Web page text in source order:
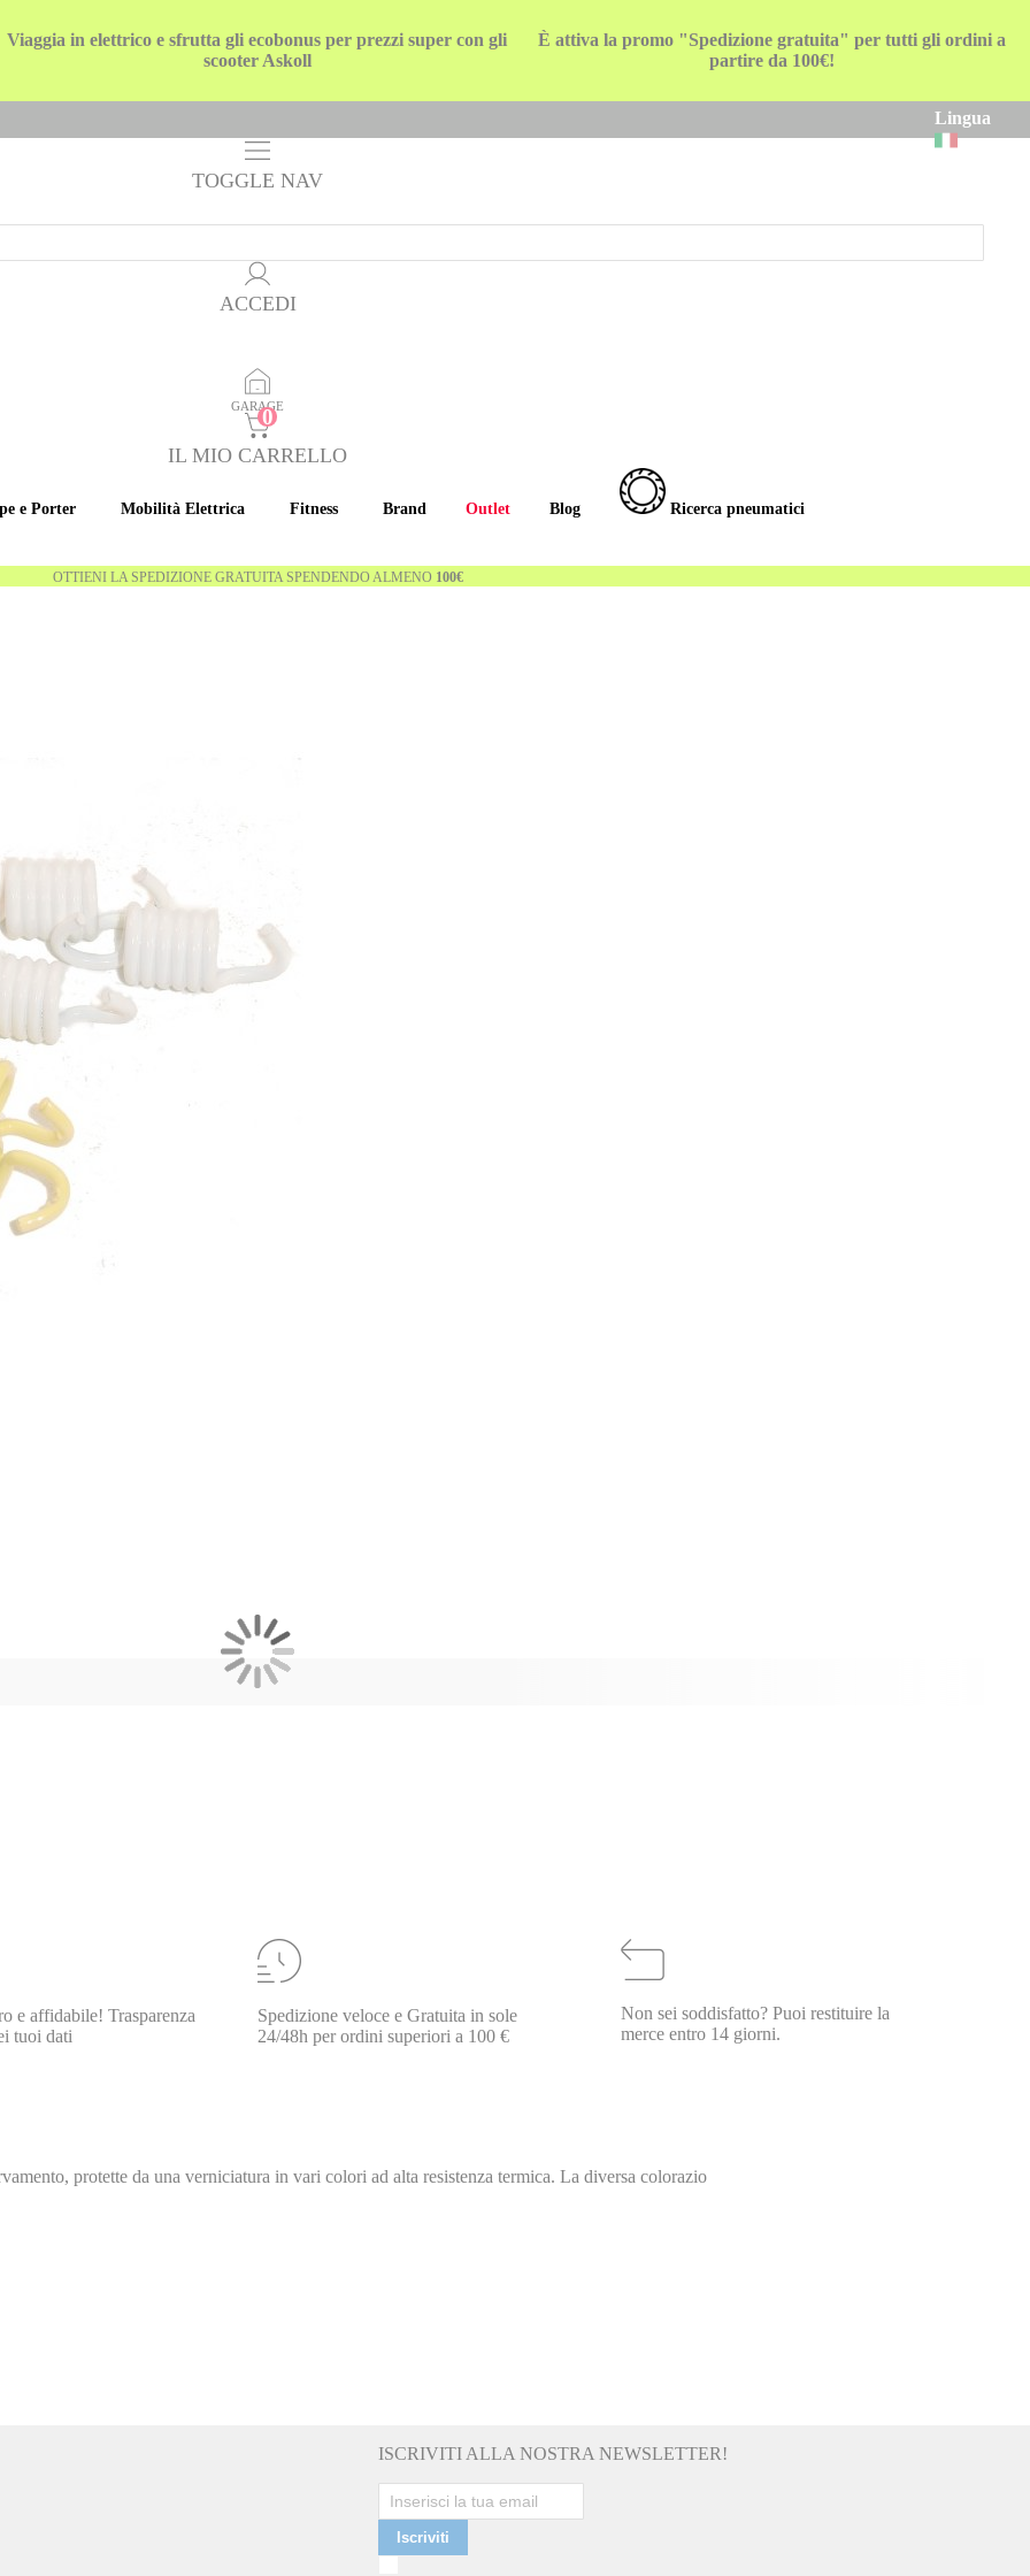
Viaggia in elettrico e sfrutta gli ecobonus per prezzi super con gli
scooter Askoll
È attiva la promo "Spedizione gratuita" per tutti gli ordini a
partire da 100€!
Lingua
TOGGLE NAV
ACCEDI
GARAGE
IL MIO CARRELLO
e Porter Mobilità Elettrica Fitness Brand Outlet Blog Ricerca pneumatici
OTTIENI LA SPEDIZIONE GRATUITA SPENDENDO ALMENO 100€
e affidabile! Trasparenza
tuoi dati
Spedizione veloce e Gratuita in sole
24/48h per ordini superiori a 100 €
Non sei soddisfatto? Puoi restituire la
merce entro 14 giorni.
protette da una verniciatura in vari colori ad alta resistenza termica. La diversa colorazio
ISCRIVITI ALLA NOSTRA NEWSLETTER!
Iscriviti